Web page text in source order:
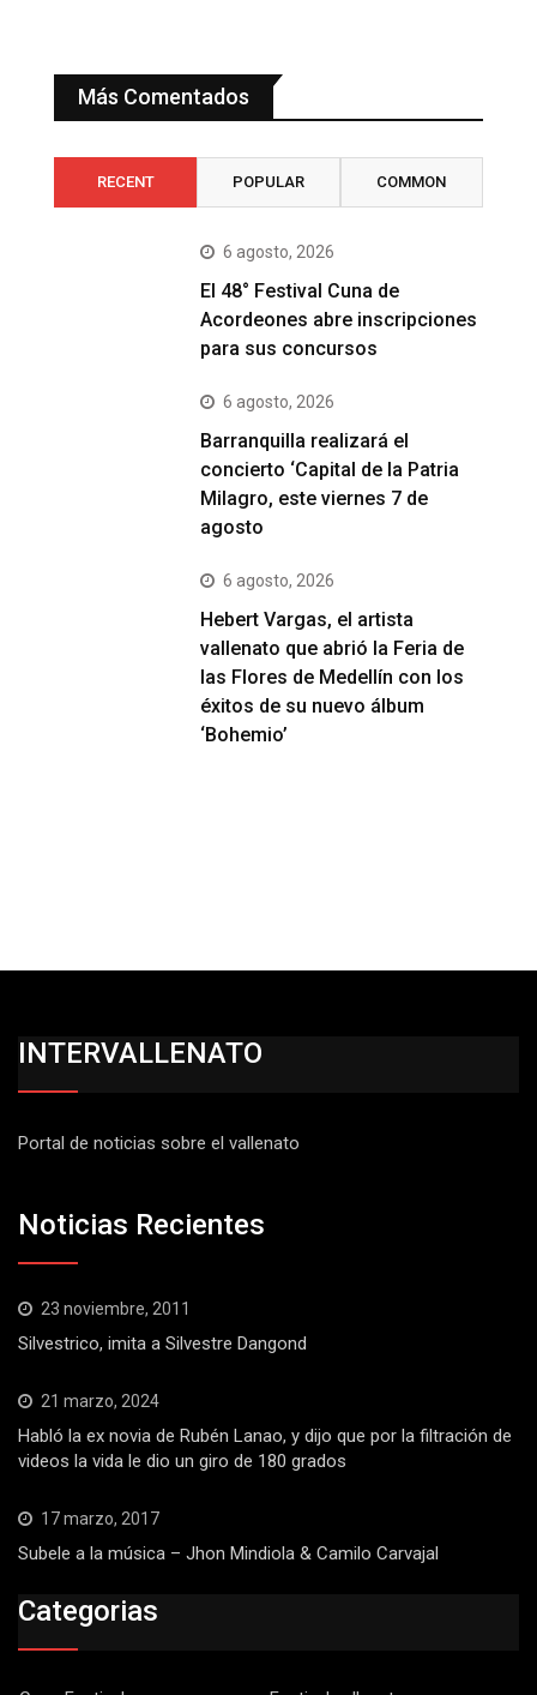
Más Comentados
RECENT POPULAR COMMON
6 agosto, 2026
El 48° Festival Cuna de
Acordeones abre inscripciones
para sus concursos
6 agosto, 2026
Barranquilla realizará el
concierto ‘Capital de la Patria
Milagro, este viernes 7 de
agosto
6 agosto, 2026
Hebert Vargas, el artista
vallenato que abrió la Feria de
las Flores de Medellín con los
éxitos de su nuevo álbum
‘Bohemio’
INTERVALLENATO
Portal de noticias sobre el vallenato
Noticias Recientes
23 noviembre, 2011
Silvestrico, imita a Silvestre Dangond
21 marzo, 2024
Habló la ex novia de Rubén Lanao, y dijo que por la filtración de
videos la vida le dio un giro de 180 grados
17 marzo, 2017
Subele a la música – Jhon Mindiola & Camilo Carvajal
Categorias